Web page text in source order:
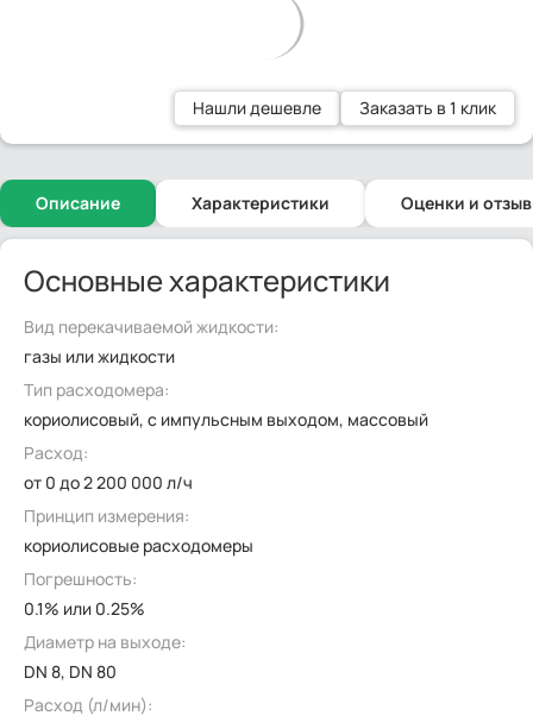
Нашли дешевле Заказать в 1 клик
Описание Характеристики Оценки и
Основные характеристики
Вид перекачиваемой жидкости:
газы или жидкости
Тип расходомера:
кориолисовый, с импульсным выходом, массовый
Расход:
от 0 до 2 200 000 л/ч
Принцип измерения:
кориолисовые расходомеры
Погрешность:
0.1% или 0.25%
Диаметр на выходе:
DN 8, DN 80
Расход (л/мин):